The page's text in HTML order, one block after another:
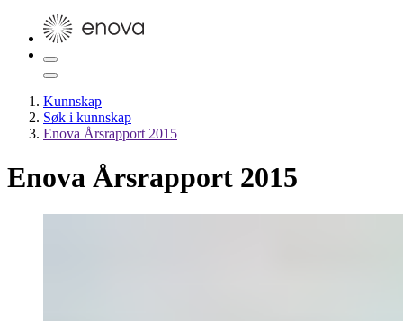
Kunnskap
Søk i kunnskap
Enova Årsrapport 2015
Enova Årsrapport 2015